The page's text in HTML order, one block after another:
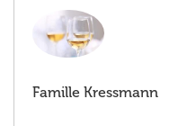
Famille Kressmann